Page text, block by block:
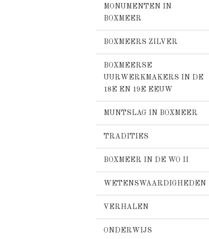
MONUMENTEN IN
BOXMEER
BOXMEERS ZILVER
BOXMEERSE
UURWERKMAKERS IN DE
18E EN 19E EEUW
MUNTSLAG IN BOXMEER
TRADITIES
BOXMEER IN DE WO II
WETENSWAARDIGHEDEN
VERHALEN
ONDERWIJS